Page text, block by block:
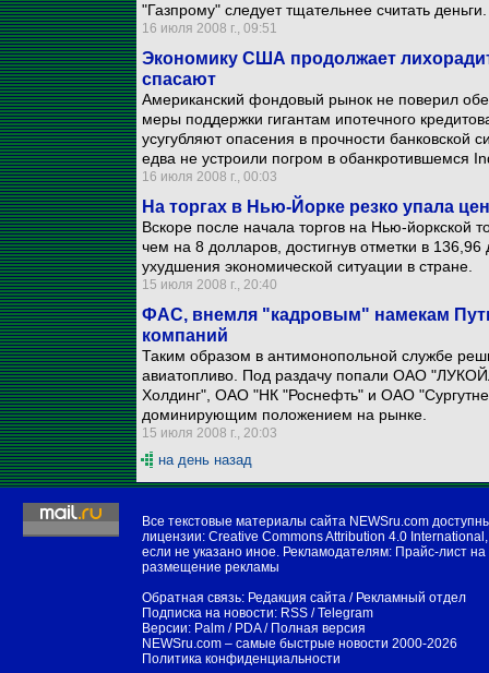
"Газпрому" следует тщательнее считать деньги.
16 июля 2008 г., 09:51
Экономику США продолжает
спасают
Американский фондовый рынок не поверил
меры поддержки гигантам ипотечного
усугубляют опасения в прочности
едва не устроили погром в обанкротившемся
16 июля 2008 г., 00:03
На торгах в Нью-Йорке резко упала
Вскоре после начала торгов на Нью-йоркской
чем на 8 долларов, достигнув отметки в
ухудшения экономической ситуации в стране.
15 июля 2008 г., 20:40
ФАС, внемля "кадровым" намекам
компаний
Таким образом в антимонопольной службе
авиатопливо. Под раздачу попали ОАО
Холдинг", ОАО "НК "Роснефть" и ОАО
доминирующим положением на рынке.
15 июля 2008 г., 20:03
на день назад
Все текстовые материалы сайта NEWSru.com
лицензии: Creative Commons Attribution 4.0 International ,
если не указано иное. Рекламодателям: Прайс-лист на
размещение рекламы
Обратная связь: Редакция сайта / Рекламный отдел
Подписка на новости: RSS /Telegram
Версии: Palm / PDA/ Полная версия
NEWSru.com – самые быстрые новости 2000-2026
Политика конфиденциальности